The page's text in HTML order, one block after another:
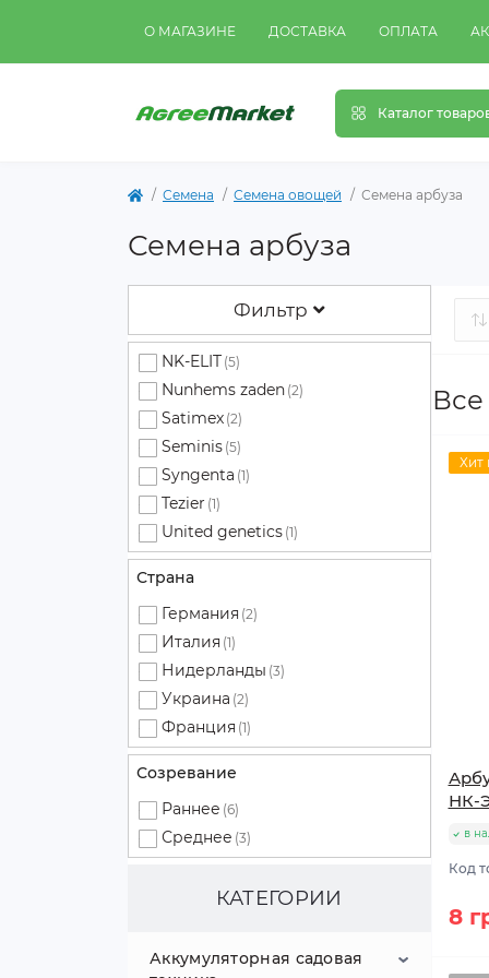
О МАГАЗИНЕ ДОСТАВКА ОПЛАТА
Каталог
Семена Семена овощей Семена арбуза
Семена арбуза
Фильтр
NK-ELIT (5)
Nunhems zaden (2)
Satimex (2)
Seminis (5)
Syngenta (1)
Tezier (1)
United genetics (1)
Страна
Германия (2)
Италия (1)
Нидерланды (3)
Украина (2)
Франция (1)
Созревание
Раннее (6)
Среднее (3)
КАТЕГОРИИ
Аккумуляторная садовая
Все
Хит
НК-
в
Код
8